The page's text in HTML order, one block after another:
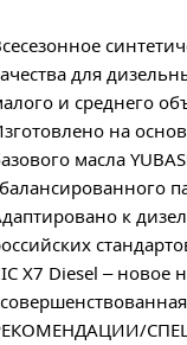
для
и среднего
на
масла
к
X7 Diesel – новое